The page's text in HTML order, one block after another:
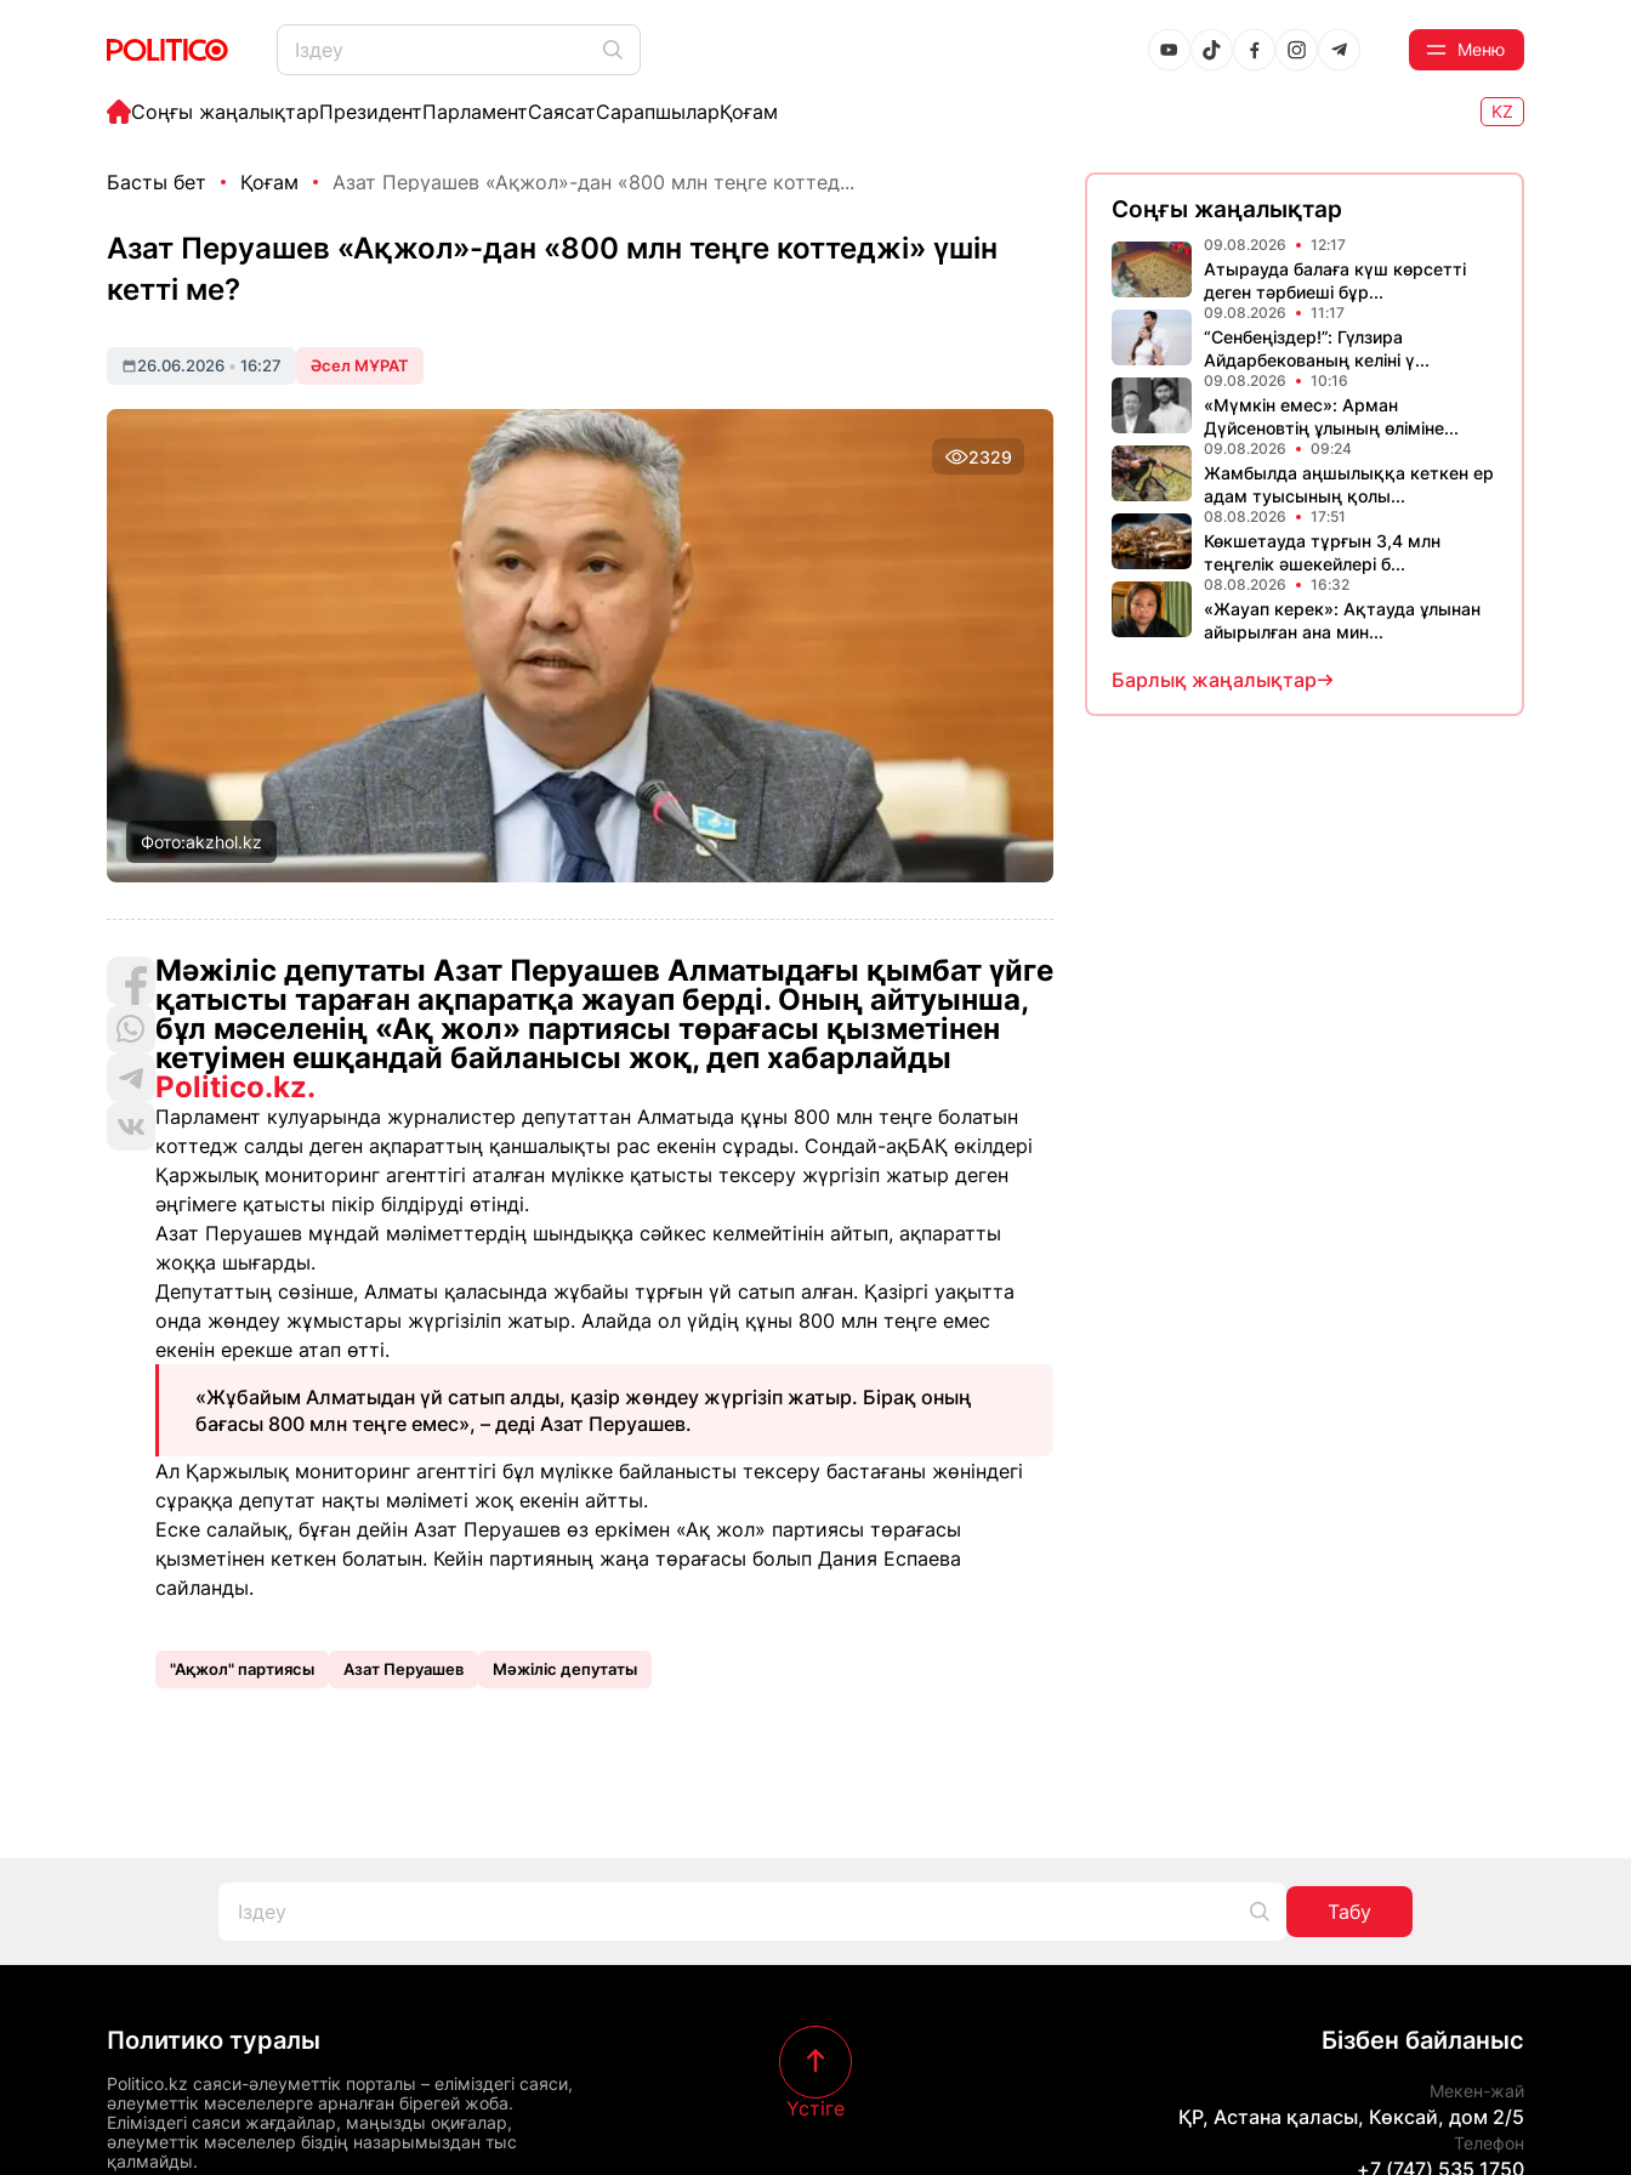
Меню
Соңғы жаңалықтарПрезидентПарламентСаясатСарапшыларҚоғам KZ
Басты бет Қоғам Азат Перуашев «Ақжол»-дан «800 млн теңге коттед...
Азат Перуашев «Ақжол»-дан «800 млн теңге коттеджі» үшін
кетті ме?
26.06.2026 • 16:27 Әсел МҰРАТ
2329
Фото:akzhol.kz
Мәжіліс депутаты Азат Перуашев Алматыдағы қымбат үйге
қатысты тараған ақпаратқа жауап берді. Оның айтуынша,
бұл мәселенің «Ақ жол» партиясы төрағасы қызметінен
кетуімен ешқандай байланысы жоқ, деп хабарлайды
Politico.kz.
Парламент кулуарында журналистер депутаттан Алматыда құны 800 млн теңге болатын
коттедж салды деген ақпараттың қаншалықты рас екенін сұрады. Сондай-ақБАҚ өкілдері
Қаржылық мониторинг агенттігі аталған мүлікке қатысты тексеру жүргізіп жатыр деген
әңгімеге қатысты пікір білдіруді өтінді.
Азат Перуашев мұндай мәліметтердің шындыққа сәйкес келмейтінін айтып, ақпаратты
жоққа шығарды.
Депутаттың сөзінше, Алматы қаласында жұбайы тұрғын үй сатып алған. Қазіргі уақытта
онда жөндеу жұмыстары жүргізіліп жатыр. Алайда ол үйдің құны 800 млн теңге емес
екенін ерекше атап өтті.
«Жұбайым Алматыдан үй сатып алды, қазір жөндеу жүргізіп жатыр. Бірақ оның
бағасы 800 млн теңге емес», – деді Азат Перуашев.
Ал Қаржылық мониторинг агенттігі бұл мүлікке байланысты тексеру бастағаны жөніндегі
сұраққа депутат нақты мәліметі жоқ екенін айтты.
Еске салайық, бұған дейін Азат Перуашев өз еркімен «Ақ жол» партиясы төрағасы
қызметінен кеткен болатын. Кейін партияның жаңа төрағасы болып Дания Еспаева
сайланды.
"Ақжол" партиясы Азат Перуашев Мәжіліс депутаты
Соңғы жаңалықтар
09.08.2026 12:17
Атырауда балаға күш көрсетті
деген тәрбиеші бұр...
09.08.2026 11:17
“Сенбеңіздер!”: Гүлзира
Айдарбекованың келіні ү...
09.08.2026 10:16
«Мүмкін емес»: Арман
Дүйсеновтің ұлының өліміне...
09.08.2026 09:24
Жамбылда аңшылыққа кеткен ер
адам туысының қолы...
08.08.2026 17:51
Көкшетауда тұрғын 3,4 млн
теңгелік әшекейлері б...
08.08.2026 16:32
«Жауап керек»: Ақтауда ұлынан
айырылған ана мин...
Барлық жаңалықтар
Табу
Политико туралы
Politico.kz саяси-әлеуметтік порталы – еліміздегі саяси,
әлеуметтік мәселелерге арналған бірегей жоба.
Еліміздегі саяси жағдайлар, маңызды оқиғалар,
әлеуметтік мәселелер біздің назарымыздан тыс
қалмайды.
Үстіге
Бізбен байланыс
Мекен-жай
ҚР, Астана қаласы, Көксай, дом 2/5
Телефон
+7 (747) 535 1750